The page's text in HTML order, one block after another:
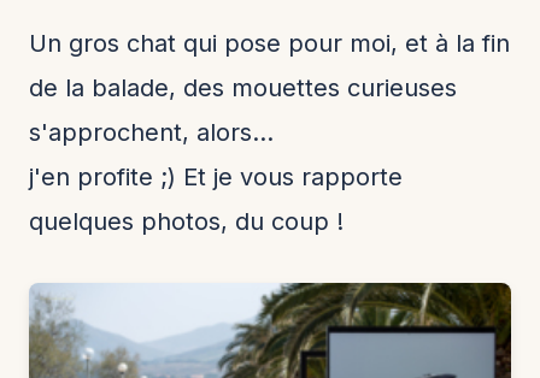
Un gros chat qui pose pour moi, et à la fin
de la balade, des mouettes curieuses
s'approchent, alors...
j'en profite ;) Et je vous rapporte
quelques photos, du coup !